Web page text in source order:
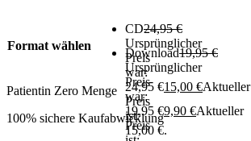
Format wählen
CD24,95€
Ursprünglicher
Preis
war:
24,95 €15,00 €Aktueller
Preis
ist:
15,00 €.
Download19,95€
Ursprünglicher
Preis
war:
19,95 €9,90 €Aktueller
Preis
Patientin Zero Menge
100% sichere Kaufabwicklung